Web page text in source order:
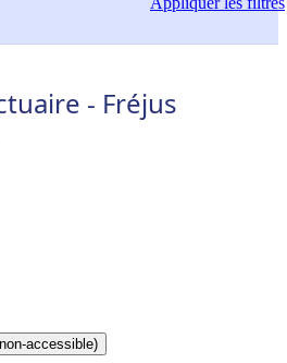
- Fréjus
accessible)